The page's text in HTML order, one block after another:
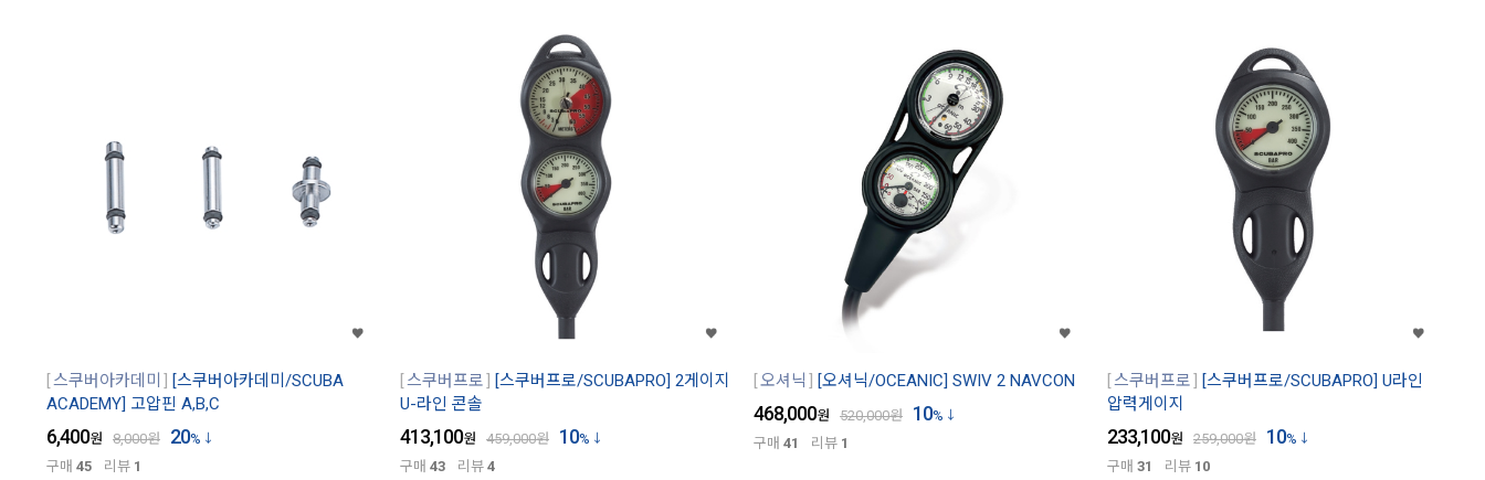
스쿠버아카데미
[스쿠버아카데미/SCUBA
ACADEMY] 고압핀 A,B,C
6,400원 8,000원 20%
구매 45 리뷰 1
스쿠버프로
[스쿠버프로/SCUBAPRO] 2게이지
U-라인 콘솔
413,100원 459,000원 10%
구매 43 리뷰 4
오셔닉 [오셔닉/OCEANIC] SWIV 2 NAVCON
468,000원 520,000원 10%
구매 41 리뷰 1
스쿠버프로
[스쿠버프로/SCUBAPRO] U라인
압력게이지
233,100원 259,000원 10%
구매 31 리뷰 10